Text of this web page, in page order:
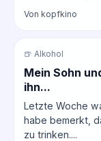
Von kopfkino
🍺 Alkohol
Mein Sohn
ihn...
Letzte Woche
habe bemerkt,
zu trinken....